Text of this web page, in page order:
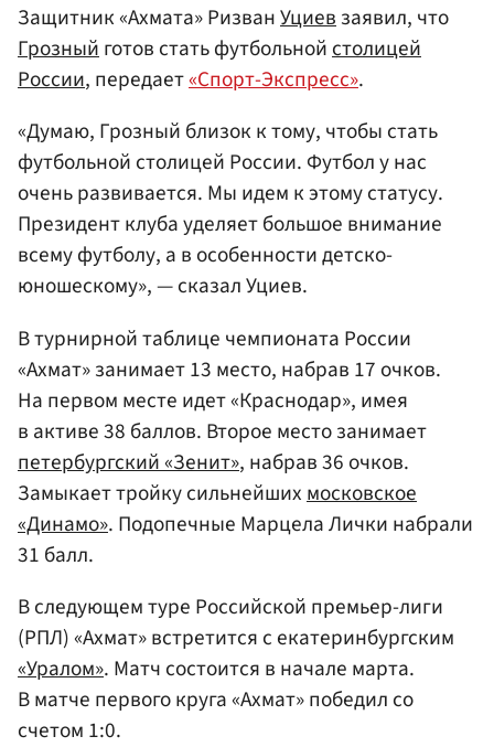
Защитник «Ахмата» РизванУциевзаявил, что
Грозныйготов стать футбольнойстолицей
России, передает«Спорт-Экспресс».
«Думаю, Грозный близок к тому, чтобы стать
футбольной столицей России. Футбол у нас
очень развивается. Мы идем к этому статусу.
Президент клуба уделяет большое внимание
всему футболу, а в особенности детско-
юношескому», — сказал Уциев.
В турнирной таблице чемпионата России
«Ахмат» занимает 13 место, набрав 17 очков.
На первом месте идет «Краснодар», имея
в активе 38 баллов. Второе место занимает
петербургский «Зенит», набрав 36 очков.
Замыкает тройку сильнейших московское
«Динамо». Подопечные Марцела Лички набрали
31 балл.
В следующем туре Российской премьер-лиги
(РПЛ) «Ахмат» встретится с екатеринбургским
«Уралом». Матч состоится в начале марта.
В матче первого круга «Ахмат» победил со
счетом 1:0.